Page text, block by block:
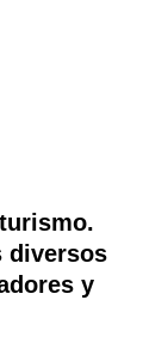
diversos
y